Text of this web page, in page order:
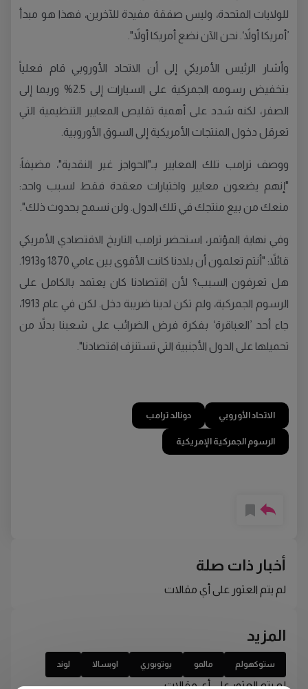
للولايات المتحدة، وليس صفقة مفيدة للآخرين، فهذا هو مبدأ
’أمريكا أولاً‘. نحن الآن نضع أمريكا أولاً".
وأشار الرئيس الأمريكي إلى أن الاتحاد الأوروبي قام فعلياً
بتخفيض رسومه الجمركية على السيارات إلى 2.5% وربما إلى
الصفر، لكنه شدد على أهمية تقليص المعايير التنظيمية التي
تعرقل دخول المنتجات الأمريكية إلى السوق الأوروبية.
ووصف ترامب تلك المعايير بـ"الحواجز غير النقدية"، مضيفاً:
"إنهم يضعون معايير واختبارات معقدة فقط لسبب واحد:
منعك من بيع منتجك في تلك الدول. ولن نسمح بحدوث ذلك".
وفي نهاية المؤتمر، استحضر ترامب التاريخ الاقتصادي الأمريكي
هل تعرفون السبب؟ لأن اقتصادنا كان يعتمد بالكامل على
الرسوم الجمركية، ولم تكن لدينا ضريبة دخل. لكن في عام 1913،
جاء أحد ’العباقرة‘ بفكرة فرض الضرائب على شعبنا بدلاً من
تحميلها على الدول الأجنبية التي تستنزف اقتصادنا".
الاتحاد الأوروبي دونالد ترامب
الرسوم الجمركية الإمريكية
أخبار ذات صلة
لم يتم العثور على أي مقالات
المزيد
ستوكهولم مالمو يوتوبوري اوبسالا لوند
لم يتم العثور على أي مقالات